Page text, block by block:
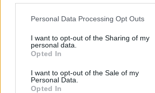
Personal Data Processing Opt Outs
I want to opt-out of the Sharing of my
personal data.
Opted In
I want to opt-out of the Sale of my
Personal Data.
Opted In
Mastodon Telegram
Vuoi ricevere gli aggiornamenti delle news